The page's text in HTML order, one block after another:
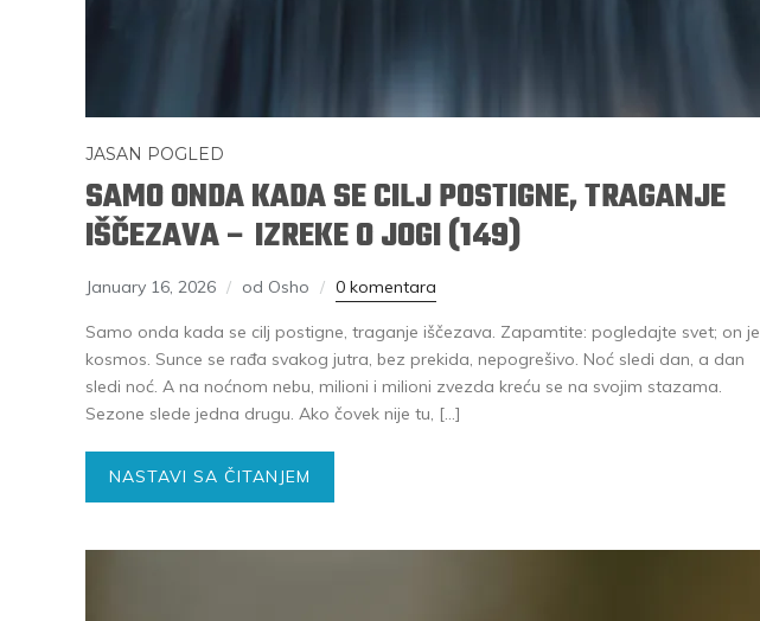
JASAN POGLED
SAMO ONDA KADA SE CILJ POSTIGNE, TRAGANJE
IŠČEZAVA – IZREKE O JOGI (149)
January 16, 2026 od Osho 0 komentara
Samo onda kada se cilj postigne, traganje iščezava. Zapamtite: pogledajte svet; on je
kosmos. Sunce se rađa svakog jutra, bez prekida, nepogrešivo. Noć sledi dan, a dan
sledi noć. A na noćnom nebu, milioni i milioni zvezda kreću se na svojim stazama.
Sezone slede jedna drugu. Ako čovek nije tu, […]
NASTAVI SA ČITANJEM